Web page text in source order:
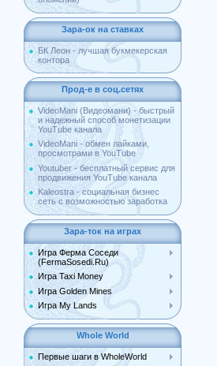
Зара-ок на ставках
БК Леон - лучшая букмекерская
контора
Прод-е в соц.сетях
VideoMani (Видеомани) - быстрый
и надежный способ монетизации
YouTube канала
VideoMani - обмен лайками,
просмотрами в YouTube
Youtuber - бесплатный сервис для
продвижения YouTube канала
Kaleostra - социальная бизнес
сеть с возможностью заработка
Зара-ток на играх
Игра Ферма Соседи
(FermaSosedi.Ru)
Игра Taxi Money
Игра Golden Mines
Игра My Lands
Whole World
Первые шаги в WholeWorld